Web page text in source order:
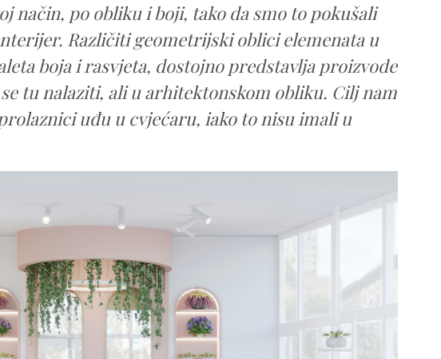
način, po obliku i boji, tako da smo to pokušali
Različiti geometrijski oblici elemenata u
boja i rasvjeta, dostojno predstavlja proizvode
tu nalaziti, ali u arhitektonskom obliku. Cilj nam
uđu u cvjećaru, iako to nisu imali u